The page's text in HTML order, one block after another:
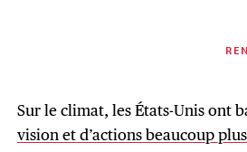
Sur le climat, les États-Unis ont
vision et d’actions beaucoup